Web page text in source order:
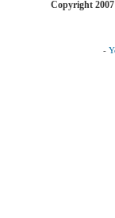
Copyright
-